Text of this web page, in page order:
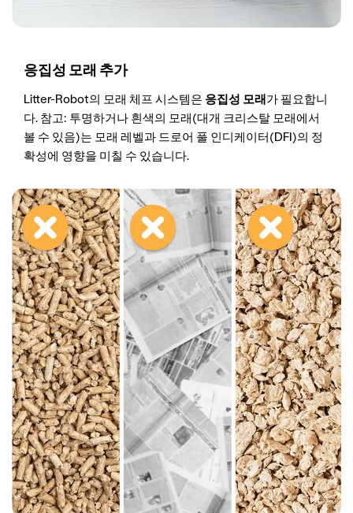
응집성 모래 추가
Litter-Robot의 모래 체프 시스템은 응집성 모래가 필요합니
다. 참고: 투명하거나 흰색의 모래(대개 크리스탈 모래에서
볼 수 있음)는 모래 레벨과 드로어 풀 인디케이터(DFI)의 정
확성에 영향을 미칠 수 있습니다.